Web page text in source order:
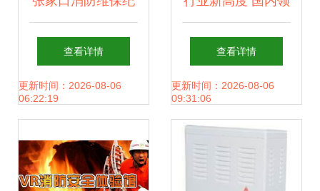
录 河北建筑消防中
心认证商家的专业
查看详情
更新时间：2026-08-06
06:22:19
先42米云梯消防车
在中联重科成功下
线
查看详情
更新时间：2026-08-06
09:31:06